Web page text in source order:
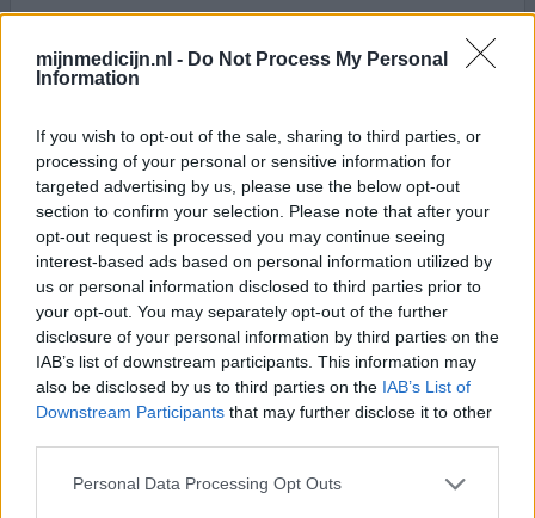
mijnmedicijn.nl - Do Not Process My Personal
Information
If you wish to opt-out of the sale, sharing to third parties, or
processing of your personal or sensitive information for
targeted advertising by us, please use the below opt-out
section to confirm your selection. Please note that after your
opt-out request is processed you may continue seeing
interest-based ads based on personal information utilized by
us or personal information disclosed to third parties prior to
your opt-out. You may separately opt-out of the further
disclosure of your personal information by third parties on the
IAB’s list of downstream participants. This information may
also be disclosed by us to third parties on the IAB’s List of
Downstream Participants that may further disclose it to other
Personal Data Processing Opt Outs
0 reacties
Amitriptyline
06-04-2025 | Vrouw | 48
amitriptyline (25mg)
Zenuwpijn
Effectiviteit
Hoeveelheid bijwerkingen
Bijwerkingen
versuft
lang slapen slaperigheid
Ik heb erg veel last van mijn onderrug. Deze medicatie
gekregen voor zenuwpijn. 25 mg gekregen en al gelijk de
dat de bijwerkingen pas later komen, maar ik kon alleen